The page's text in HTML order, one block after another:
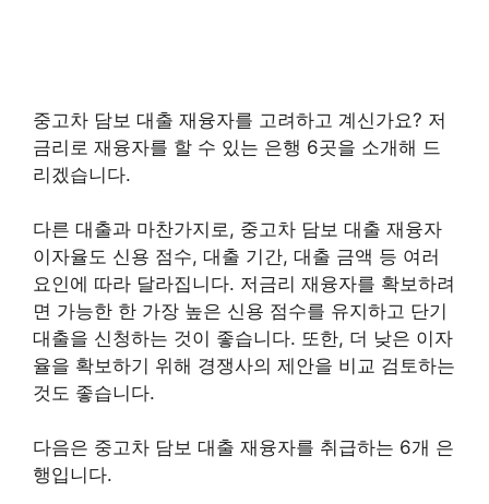
중고차 담보 대출 재융자를 고려하고 계신가요? 저
금리로 재융자를 할 수 있는 은행 6곳을 소개해 드
리겠습니다.
다른 대출과 마찬가지로, 중고차 담보 대출 재융자
이자율도 신용 점수, 대출 기간, 대출 금액 등 여러
요인에 따라 달라집니다. 저금리 재융자를 확보하려
면 가능한 한 가장 높은 신용 점수를 유지하고 단기
대출을 신청하는 것이 좋습니다. 또한, 더 낮은 이자
율을 확보하기 위해 경쟁사의 제안을 비교 검토하는
것도 좋습니다.
다음은 중고차 담보 대출 재융자를 취급하는 6개 은
행입니다.